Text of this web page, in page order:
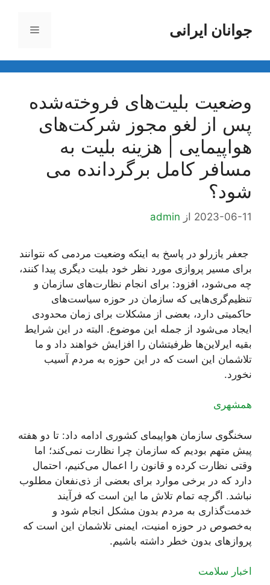
محتواجوانان ایرانی فهرست
وضعیت بلیت‌های فروخته‌شده
پس از لغو مجوز شرکت‌های
هواپیمایی | هزینه بلیت به
مسافر کامل برگردانده می
شود؟
2023-06-11 از admin
جعفر یازرلو در پاسخ به اینکه وضعیت مردمی که نتوانند
برای مسیر پروازی مورد نظر خود بلیت دیگری پیدا کنند،
چه می‌شود، افزود: برای انجام نظارت‌های سازمان و
تنظیم‌گری‌هایی که سازمان در حوزه سیاست‌های
حاکمیتی دارد، بعضی از مشکلات برای زمان محدودی
ایجاد می‌شود از جمله این موضوع. البته در این شرایط
بقیه ایرلاین‌ها ظرفیتشان را افزایش خواهند داد و ما
تلاشمان این است که در این حوزه به مردم آسیب
نخورد.
همشهری
سخنگوی سازمان هواپیمای کشوری ادامه داد: تا دو هفته
پیش متهم بودیم که سازمان چرا نظارت نمی‌کند؛ اما
وقتی نظارت کرده و قانون را اعمال می‌کنیم، احتمال
دارد که در برخی موارد برای بعضی از ذی‌نفعان مطلوب
نباشد. اگرچه تمام تلاش ما این است که فرآیند
خدمت‌گذاری به مردم بدون مشکل انجام شود و
به‌خصوص در حوزه امنیت، ایمنی تلاشمان این است که
پروازهای بدون خطر داشته باشیم.
اخبار سلامت